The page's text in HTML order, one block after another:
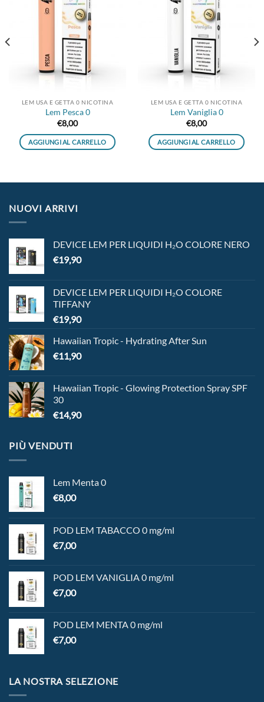
LEM USA E GETTA 0 NICOTINA
Lem Pesca 0
€8,00
AGGIUNGI AL CARRELLO
LEM USA E GETTA 0 NICOTINA
Lem Vaniglia 0
€8,00
AGGIUNGI AL CARRELLO
NUOVI ARRIVI
DEVICE LEM PER LIQUIDI H₂O COLORE NERO
€19,90
DEVICE LEM PER LIQUIDI H₂O COLORE
TIFFANY
€19,90
Hawaiian Tropic - Hydrating After Sun
€11,90
Hawaiian Tropic - Glowing Protection Spray SPF
30
€14,90
PIÙ VENDUTI
Lem Menta 0
€8,00
POD LEM TABACCO 0 mg/ml
€7,00
POD LEM VANIGLIA 0 mg/ml
€7,00
POD LEM MENTA 0 mg/ml
€7,00
LA NOSTRA SELEZIONE